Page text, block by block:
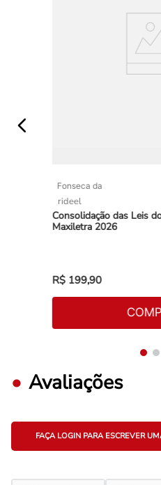
Fonseca da
rideel
Consolidação das Leis
Maxiletra 2026
R$ 199,90
Avaliações
FAÇA LOGIN PARA ESCREVER